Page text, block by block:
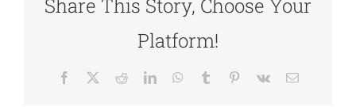
Share This Story, Choose Your
Platform!
Facebook RedditLinkedInWhatsApp
Tumblr Pinterest
Vk
E-